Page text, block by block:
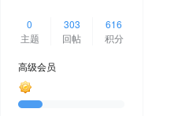
0
主题
303
回帖
616
积分
高级会员